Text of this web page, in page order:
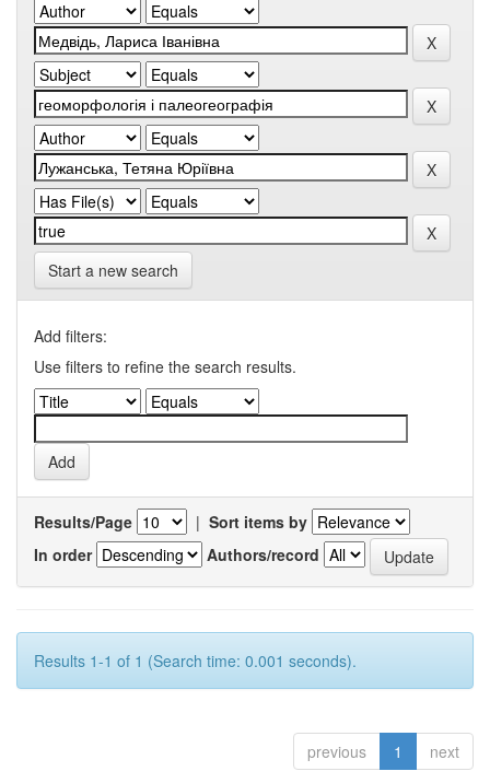
Start a new search
Add filters:
Use filters to refine the search results.
Results/Page | Sort items by
In order
Authors/record
Results 1-1 of 1 (Search time: 0.001 seconds).
previous 1 next